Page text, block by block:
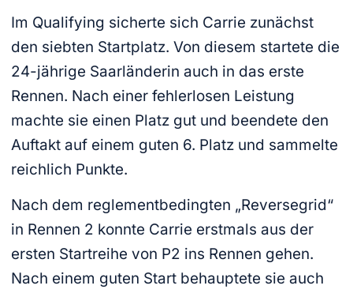
Im Qualifying sicherte sich Carrie zunächst
den siebten Startplatz. Von diesem startete die
24-jährige Saarländerin auch in das erste
Rennen. Nach einer fehlerlosen Leistung
machte sie einen Platz gut und beendete den
Auftakt auf einem guten 6. Platz und sammelte
reichlich Punkte.
Nach dem reglementbedingten „Reversegrid“
in Rennen 2 konnte Carrie erstmals aus der
ersten Startreihe von P2 ins Rennen gehen.
Nach einem guten Start behauptete sie auch